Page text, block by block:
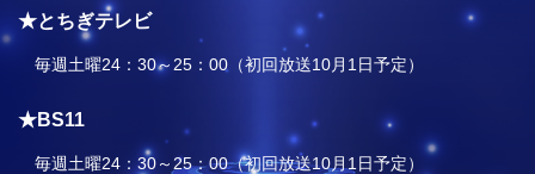
★とちぎテレビ
毎週土曜24：30～25：00（初回放送10月1日予定）
★BS11
毎週土曜24：30～25：00（初回放送10月1日予定）